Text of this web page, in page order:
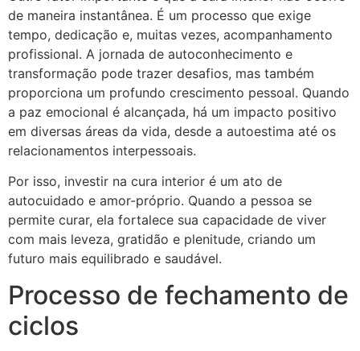
de maneira instantânea. É um processo que exige
tempo, dedicação e, muitas vezes, acompanhamento
profissional. A jornada de autoconhecimento e
transformação pode trazer desafios, mas também
proporciona um profundo crescimento pessoal. Quando
a paz emocional é alcançada, há um impacto positivo
em diversas áreas da vida, desde a autoestima até os
relacionamentos interpessoais.
Por isso, investir na cura interior é um ato de
autocuidado e amor-próprio. Quando a pessoa se
permite curar, ela fortalece sua capacidade de viver
com mais leveza, gratidão e plenitude, criando um
futuro mais equilibrado e saudável.
Processo de fechamento de
ciclos